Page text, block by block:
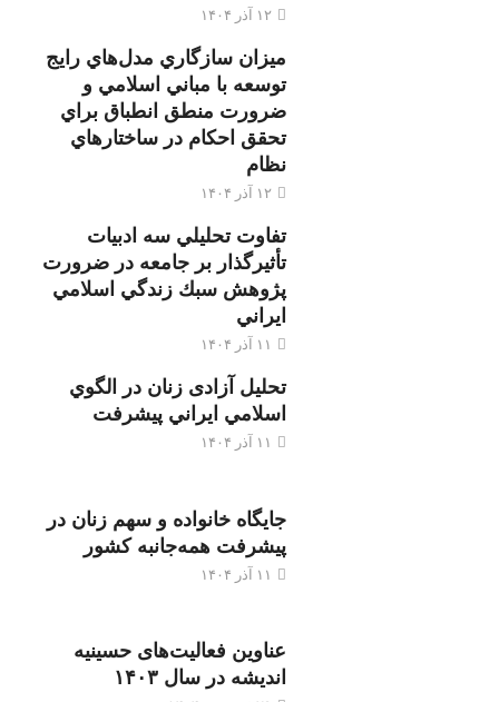
۱۲ آذر ۱۴۰۴
ميزان سازگاري مدل‌هاي رايج
توسعه با مباني اسلامي و
ضرورت منطق انطباق براي
تحقق احكام در ساختارهاي
نظام
۱۲ آذر ۱۴۰۴
تفاوت تحليلي سه ادبيات
تأثيرگذار بر جامعه در ضرورت
پژوهش سبك زندگي اسلامي
ايراني
تحليل آزادی زنان در الگوي
اسلامي ايراني پيشرفت
جایگاه خانواده و سهم زنان در
پیشرفت همه‌جانبه کشور
عناوین فعالیت‌های حسینیه
اندیشه در سال ۱۴۰۳